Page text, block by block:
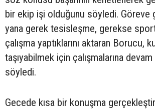
bir ekip işi olduğunu söyledi. Göreve
yana gerek tesisleşme, gerekse
çalışma yaptıklarını aktaran Borucu,
taşıyabilmek için çalışmalarına
söyledi.
Gecede kısa bir konuşma